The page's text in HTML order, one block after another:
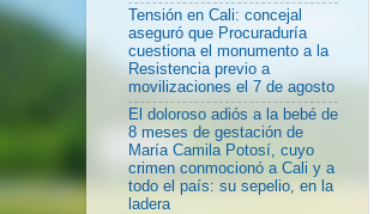
Tensión en Cali: concejal
aseguró que Procuraduría
cuestiona el monumento a la
Resistencia previo a
movilizaciones el 7 de agosto
El doloroso adiós a la bebé de
8 meses de gestación de
María Camila Potosí, cuyo
crimen conmocionó a Cali y a
todo el país: su sepelio, en la
ladera